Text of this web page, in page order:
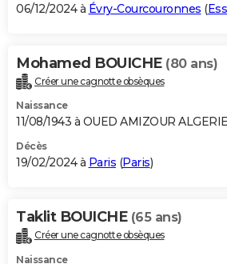
06/12/2024 à Évry-Courcouronnes (
Mohamed BOUICHE (80 ans)
Créer une cagnotte obsèques
Naissance
11/08/1943 à OUED AMIZOUR ALGERIE
Décès
19/02/2024 à Paris (Paris)
Taklit BOUICHE (65 ans)
Créer une cagnotte obsèques
Naissance